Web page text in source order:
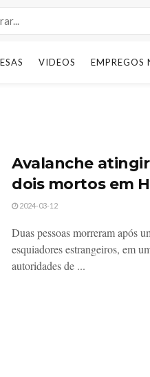
VIDEOS EMPREGOS
Avalanche
dois mortos em
2024-03-12
Duas pessoas morreram após
esquiadores estrangeiros, em
autoridades de ...